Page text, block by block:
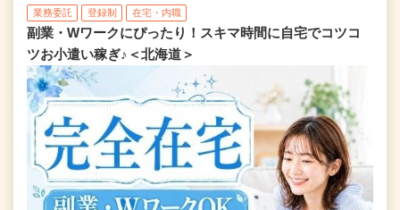
業務委託 登録制 在宅・内職
副業・Wワークにぴったり！スキマ時間に自宅でコツコ
ツお小遣い稼ぎ♪＜北海道＞